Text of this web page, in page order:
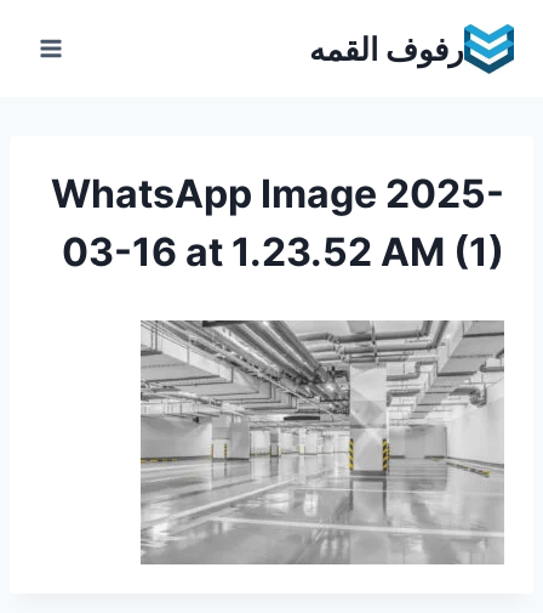
content
رفوف القمه
WhatsApp Image 2025-
03-16 at 1.23.52 AM (1)